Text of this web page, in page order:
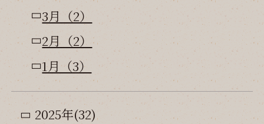
3月（2）
2月（2）
1月（3）
2025年(32)